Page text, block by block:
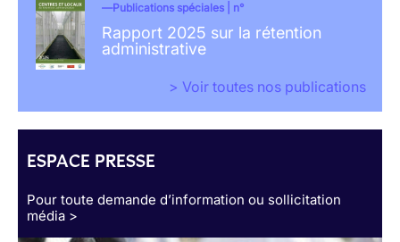
Publications spéciales | n°
Rapport 2025 sur la rétention
administrative
> Voir toutes nos publications
ESPACE PRESSE
Pour toute demande d’information ou sollicitation
média >